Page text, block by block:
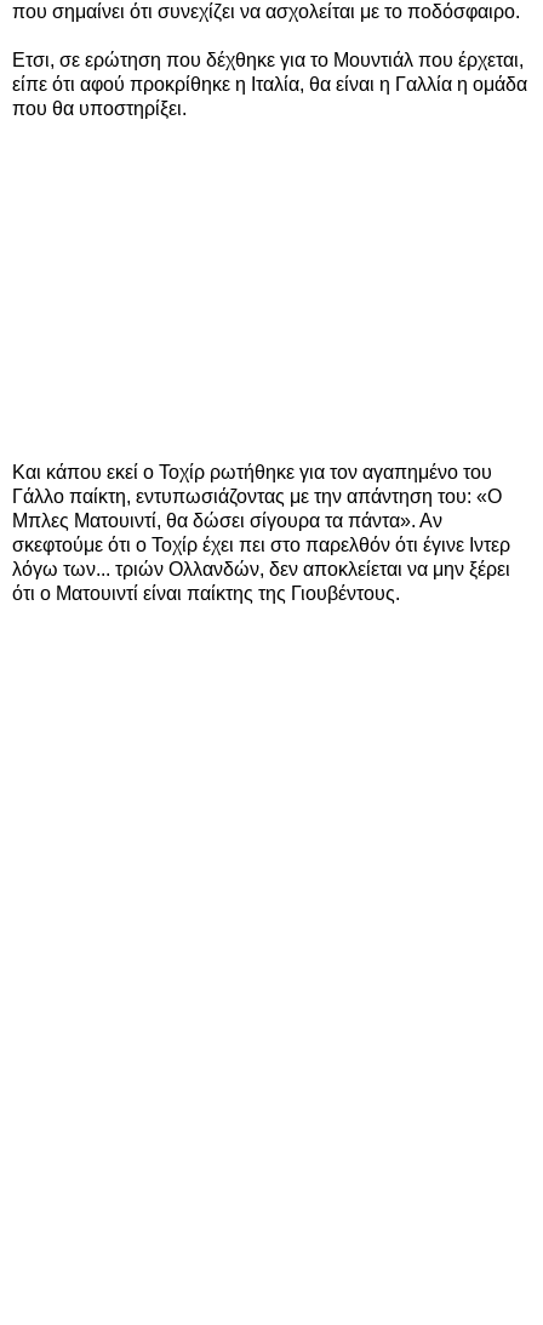
που σημαίνει ότι συνεχίζει να ασχολείται με το ποδόσφαιρο.
Ετσι, σε ερώτηση που δέχθηκε για το Μουντιάλ που έρχεται,
είπε ότι αφού προκρίθηκε η Ιταλία, θα είναι η Γαλλία η ομάδα
που θα υποστηρίξει.
Και κάπου εκεί ο Τοχίρ ρωτήθηκε για τον αγαπημένο του
Γάλλο παίκτη, εντυπωσιάζοντας με την απάντηση του: «Ο
Μπλες Ματουιντί, θα δώσει σίγουρα τα πάντα». Αν
σκεφτούμε ότι ο Τοχίρ έχει πει στο παρελθόν ότι έγινε Ιντερ
λόγω των... τριών Ολλανδών, δεν αποκλείεται να μην ξέρει
ότι ο Ματουιντί είναι παίκτης της Γιουβέντους.